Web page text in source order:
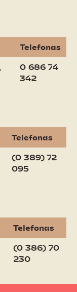
Telefonas
0 686 74
342
Telefonas
(0 389) 72
095
Telefonas
(0 386) 70
230